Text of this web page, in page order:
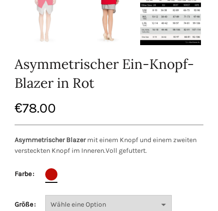
Asymmetrischer Ein-Knopf-
Blazer in Rot
€78.00
Asymmetrischer Blazermit einem Knopf und einem zweiten
versteckten Knopf im Inneren.Voll gefuttert.
Farbe
Größe